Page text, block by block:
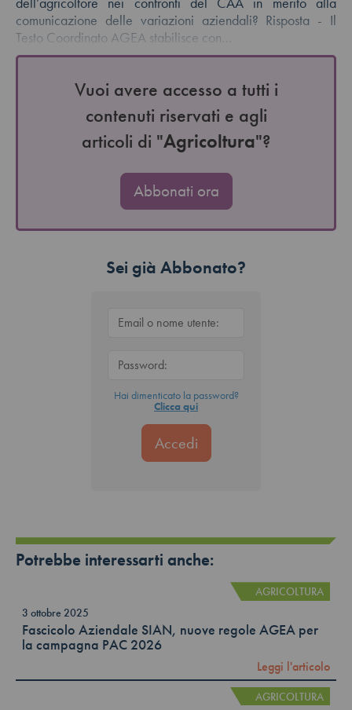
comunicazione delle variazioni aziendali? Risposta - Il
Testo Coordinato AGEA stabilisce con…
Vuoi avere accesso a tutti i
contenuti riservati e agli
articoli di "Agricoltura"?
Abbonati ora
Sei già Abbonato?
Hai dimenticato la password?
Clicca qui
Potrebbe interessarti anche:
AGRICOLTURA
3 ottobre 2025
Fascicolo Aziendale SIAN, nuove regole AGEA per
la campagna PAC 2026
Leggi l'articolo
AGRICOLTURA